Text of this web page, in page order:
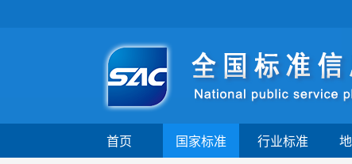
首页 国家标准 行业标准